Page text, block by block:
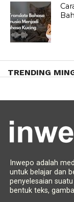
TRENDING
Inwepo adalah
untuk belajar dan
penyelesaian
bentuk teks,